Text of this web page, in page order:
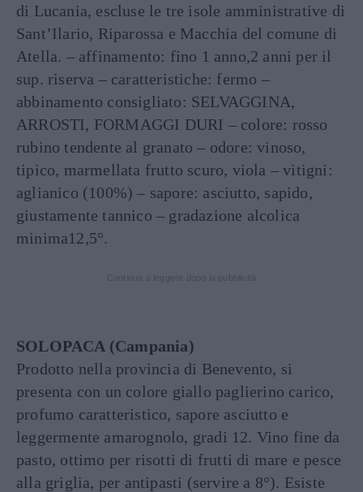
di Lucania, escluse le tre isole amministrative di
Sant’Ilario, Riparossa e Macchia del comune di
Atella. – affinamento: fino 1 anno,2 anni per il
sup. riserva – caratteristiche: fermo –
abbinamento consigliato: SELVAGGINA,
ARROSTI, FORMAGGI DURI – colore: rosso
rubino tendente al granato – odore: vinoso,
tipico, marmellata frutto scuro, viola – vitigni:
aglianico (100%) – sapore: asciutto, sapido,
giustamente tannico – gradazione alcolica
minima12,5°.
SOLOPACA (Campania)
Prodotto nella provincia di Benevento, si
presenta con un colore giallo paglierino carico,
profumo caratteristico, sapore asciutto e
leggermente amarognolo, gradi 12. Vino fine da
pasto, ottimo per risotti di frutti di mare e pesce
alla griglia, per antipasti (servire a 8°). Esiste